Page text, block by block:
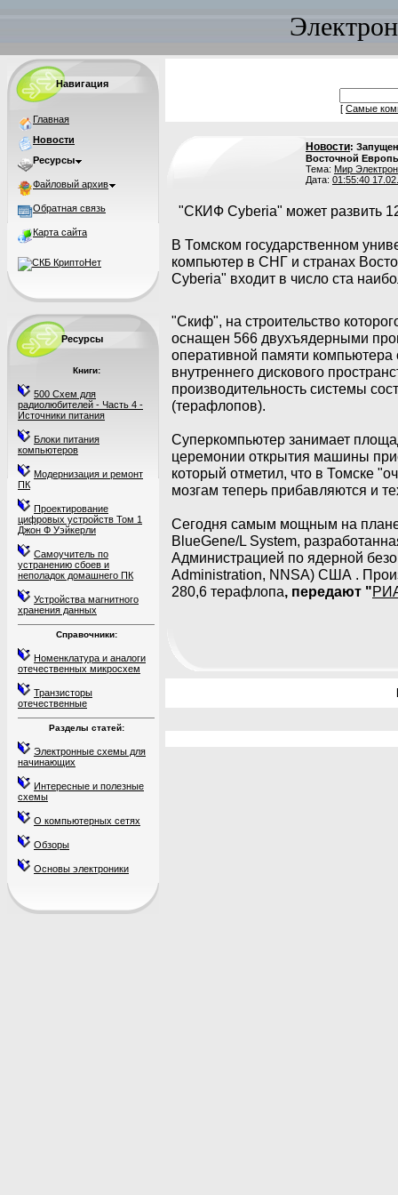
Навигация
Главная
Новости
Ресурсы
Файловый архив
Обратная связь
Карта сайта
Ресурсы
Книги:
500 Схем для
радиолюбителей - Часть 4 -
Источники питания
Блоки питания
компьютеров
Модернизация и ремонт
ПК
Проектирование
цифровых устройств Том 1
Джон Ф Уэйкерли
Самоучитель по
устранению сбоев и
неполадок домашнего ПК
Устройства магнитного
хранения данных
Справочники:
Номенклатура и аналоги
отечественных микросхем
Транзисторы
отечественные
Разделы статей:
Электронные схемы для
начинающих
Интересные и полезные
схемы
О компьютерных сетях
Обзоры
Основы электроники
[ Самые
Новости:
Восточной
Тема: Мир
Дата: 01:55:40
"СКИФ Cyberia" может развить
В Томском государственном
компьютер в СНГ и странах
Cyberia" входит в число ста
"Скиф", на строительство
оснащен 566 двухъядерными
оперативной памяти компьютера
внутреннего дискового
производительность системы
(терафлопов).
Суперкомпьютер занимает
церемонии открытия машины
который отметил, что в Томске
мозгам теперь прибавляются и
Сегодня самым мощным на
BlueGene/L System,
Администрацией по ядерной
Administration, NNSA) США .
280,6 терафлопа, передают "